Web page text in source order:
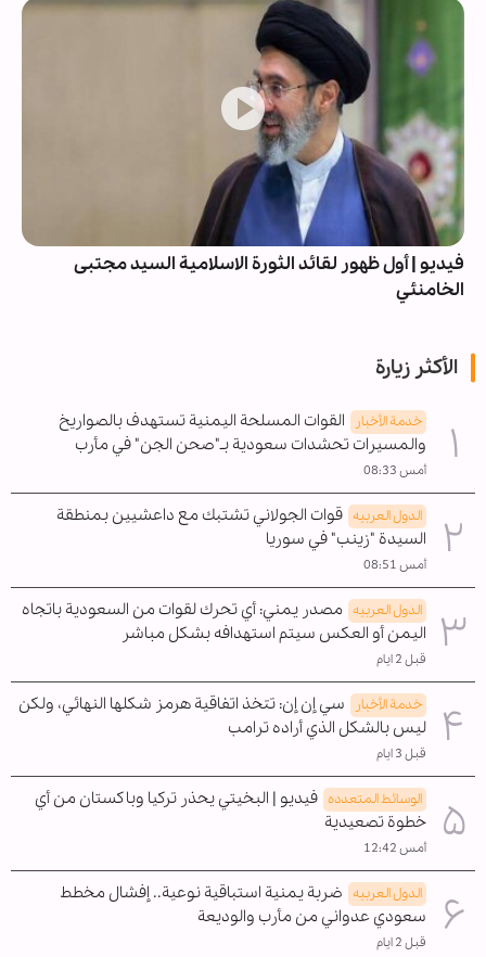
فيديو | أول ظهور لقائد الثورة الاسلامية السيد مجتبى
الخامنئي
الأكثر زيارة
خدمة الأخبار
القوات المسلحة اليمنية تستهدف بالصواريخ
والمسيرات تحشدات سعودية بـ"صحن الجن" في مأرب
أمس 08:33
الدول العربیه قوات الجولاني تشتبك مع داعشيين بمنطقة
السيدة "زينب" في سوريا
أمس 08:51
الدول العربیه مصدر يمني: أي تحرك لقوات من السعودية باتجاه
اليمن أو العكس سيتم استهدافه بشكل مباشر
قبل 2 ايام
خدمة الأخبار
سي إن إن: تتخذ اتفاقية هرمز شكلها النهائي، ولكن
ليس بالشكل الذي أراده ترامب
قبل 3 ايام
الوسائط المتعدده فيديو | البخيتي يحذر تركيا وباكستان من أي
خطوة تصعيدية
أمس 12:42
الدول العربیه ضربة يمنية استباقية نوعية.. إفشال مخطط
سعودي عدواني من مأرب والوديعة
قبل 2 ايام